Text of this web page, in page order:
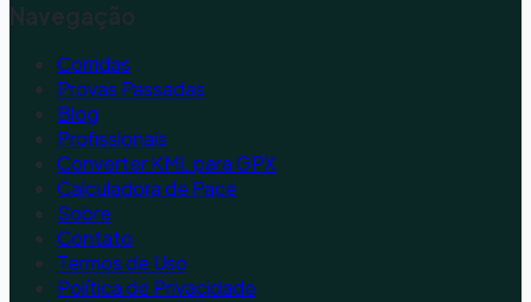
Navegação
Corridas
Provas Passadas
Blog
Profissionais
Converter KML para GPX
Calculadora de Pace
Sobre
Contato
Termos de Uso
Política de Privacidade